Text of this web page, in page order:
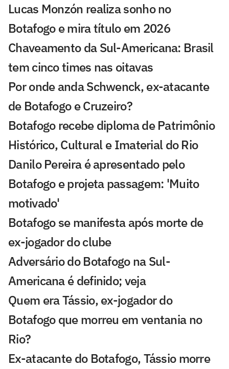
Lucas Monzón realiza sonho no
Botafogo e mira título em 2026
Chaveamento da Sul-Americana: Brasil
tem cinco times nas oitavas
Por onde anda Schwenck, ex-atacante
de Botafogo e Cruzeiro?
Botafogo recebe diploma de Patrimônio
Histórico, Cultural e Imaterial do Rio
Danilo Pereira é apresentado pelo
Botafogo e projeta passagem: 'Muito
motivado'
Botafogo se manifesta após morte de
ex-jogador do clube
Adversário do Botafogo na Sul-
Americana é definido; veja
Quem era Tássio, ex-jogador do
Botafogo que morreu em ventania no
Rio?
Ex-atacante do Botafogo, Tássio morre